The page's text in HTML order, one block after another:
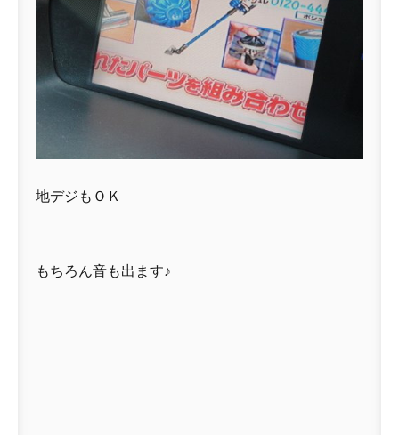
地デジもＯＫ
もちろん音も出ます♪